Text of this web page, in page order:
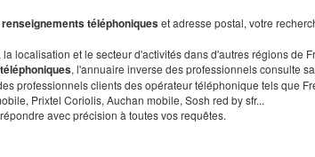
renseignements téléphoniqueset adresse postal, votre
localisation et le secteur d'activités dans d'autres régions de
, l'annuaire inverse des professionnels consulte
professionnels clients des opérateur téléphonique tels que
Prixtel Coriolis, Auchan mobile, Sosh red by sfr...
avec précision à toutes vos requêtes.